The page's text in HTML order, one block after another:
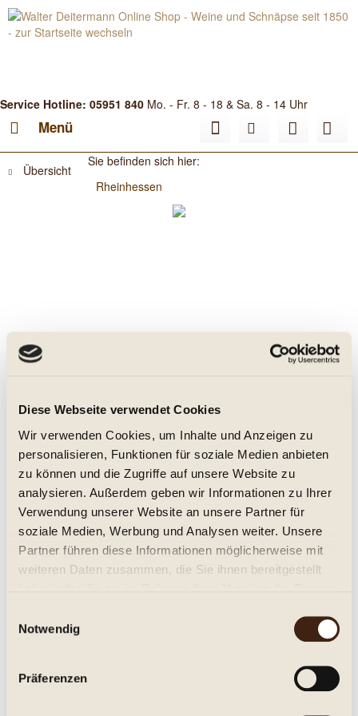
Diese Webseite verwendet Cookies
Wir verwenden Cookies, um Inhalte und Anzeigen zu
personalisieren, Funktionen für soziale Medien anbieten
zu können und die Zugriffe auf unsere Website zu
analysieren. Außerdem geben wir Informationen zu Ihrer
Verwendung unserer Website an unsere Partner für
soziale Medien, Werbung und Analysen weiter. Unsere
Partner führen diese Informationen möglicherweise mit
weiteren Daten zusammen, die Sie ihnen bereitgestellt
Notwendig
Präferenzen
Service Hotline: 05951 840 Mo. - Fr. 8 - 18 & Sa. 8 - 14 Uhr
Menü
Übersicht
Sie befinden sich hier:
Rheinhessen
Huxelrebe Spätlese 2025 Weingut
Hirschhof
Biowein (ECOVIN), vegan, lieblich, Jg. 2025
9,95 € *
0.75 Liter (13,27 € * / 1 Liter)
inkl. MwSt.zzgl. Versandkosten
Lieferzeit ca. 1-3 Tage**
In den Warenkorb
Beschreibung
Westhofener Rotenstein, Spätlese, vom Bioweingut Hirschhof,